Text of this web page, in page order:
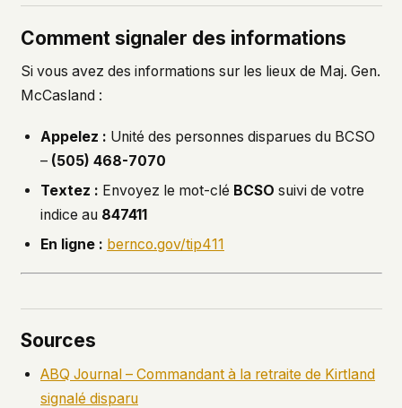
Comment signaler des informations
Si vous avez des informations sur les lieux de Maj. Gen.
McCasland :
Appelez : Unité des personnes disparues du BCSO
– (505) 468-7070
Textez : Envoyez le mot-clé BCSO suivi de votre
indice au 847411
En ligne : bernco.gov/tip411
Sources
ABQ Journal – Commandant à la retraite de Kirtland
signalé disparu